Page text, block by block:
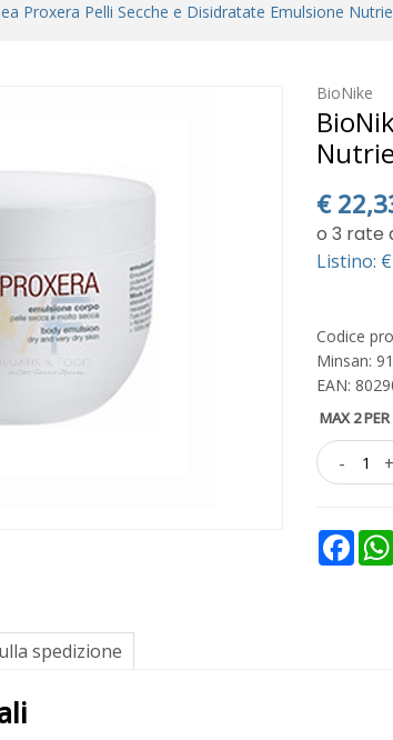
Proxera Pelli Secche e Disidratate Emulsione
BioNike
€
Listino:
Codice
Minsan:
EAN:
MAX 2
- +
spedizione